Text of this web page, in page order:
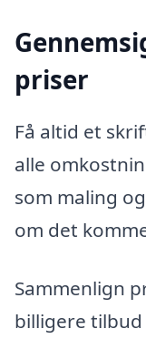
priser
Få altid et
alle
som maling
om det
Sammenlign
billigere tilbud